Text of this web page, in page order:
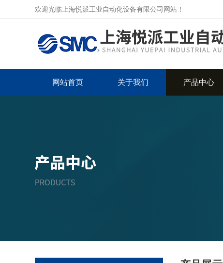
欢迎光临上海悦派工业自动化设备有限公司网站！
网站首页 关于我们 产品中心